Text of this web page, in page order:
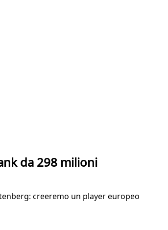
da 298 milioni
creeremo un player europeo